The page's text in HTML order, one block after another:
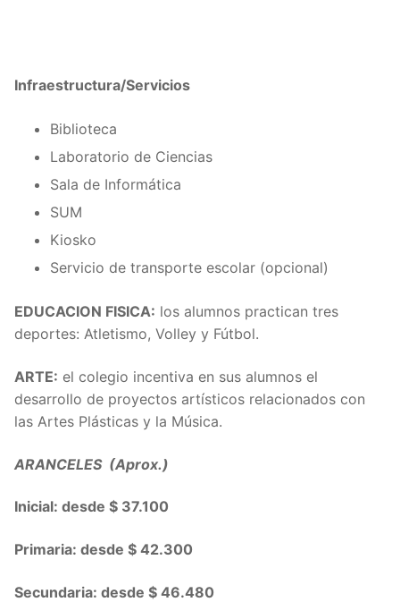
Infraestructura/Servicios
Biblioteca
Laboratorio de Ciencias
Sala de Informática
SUM
Kiosko
Servicio de transporte escolar (opcional)
EDUCACION FISICA: los alumnos practican tres
deportes: Atletismo, Volley y Fútbol.
ARTE: el colegio incentiva en sus alumnos el
desarrollo de proyectos artísticos relacionados con
las Artes Plásticas y la Música.
ARANCELES (Aprox.)
Inicial: desde $ 37.100
Primaria: desde $ 42.300
Secundaria: desde $ 46.480